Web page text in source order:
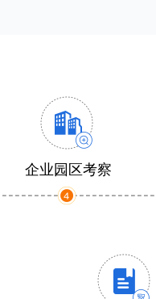
企业园区考察